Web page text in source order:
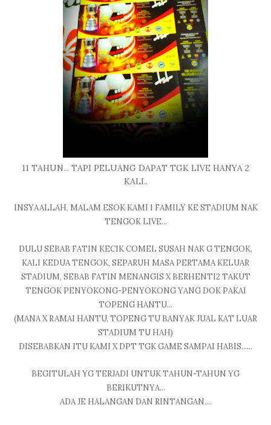
11 TAHUN... TAPI PELUANG DAPAT TGK LIVE HANYA 2
KALI..
INSYAALLAH, MALAM ESOK KAMI 1 FAMILY KE STADIUM NAK
TENGOK LIVE...
DULU SEBAB FATIN KECIK COMEL SUSAH NAK G TENGOK,
KALI KEDUA TENGOK, SEPARUH MASA PERTAMA KELUAR
STADIUM, SEBAB FATIN MENANGIS X BERHENTI2 TAKUT
TENGOK PENYOKONG-PENYOKONG YANG DOK PAKAI
TOPENG HANTU...
(MANA X RAMAI HANTU, TOPENG TU BANYAK JUAL KAT LUAR
STADIUM TU HAH)
DISEBABKAN ITU KAMI X DPT TGK GAME SAMPAI HABIS......
BEGITULAH YG TERJADI UNTUK TAHUN-TAHUN YG
BERIKUTNYA...
ADA JE HALANGAN DAN RINTANGAN....